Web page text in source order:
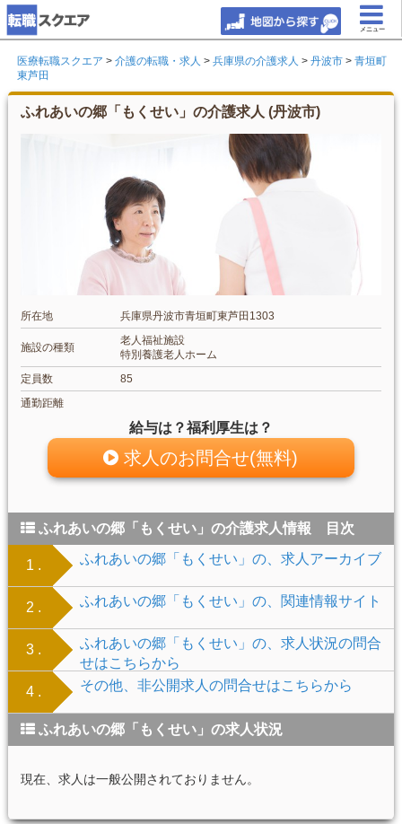
メニュー
医療転職スクエア > 介護の転職・求人 > 兵庫県の介護求人 > 丹波市 > 青垣町
東芦田
ふれあいの郷「もくせい」の介護求人 (丹波市)
所在地 兵庫県丹波市青垣町東芦田1303
施設の種類
老人福祉施設
特別養護老人ホーム
定員数
85
通勤距離
給与は？福利厚生は？
求人のお問合せ(無料)
ふれあいの郷「もくせい」の介護求人情報 目次
1 . ふれあいの郷「もくせい」の、求人アーカイブ
2 . ふれあいの郷「もくせい」の、関連情報サイト
3 .
ふれあいの郷「もくせい」の、求人状況の問合
せはこちらから
4 .
その他、非公開求人の問合せはこちらから
ふれあいの郷「もくせい」の求人状況
現在、求人は一般公開されておりません。